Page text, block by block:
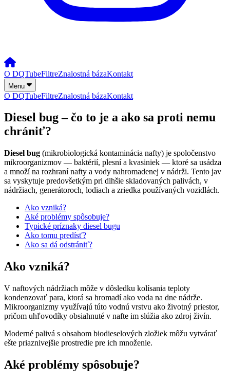
O DQTubeFiltreZnalostná bázaKontakt
Menu
O DQTubeFiltreZnalostná bázaKontakt
Diesel bug – čo to je a ako sa proti nemu
chrániť?
Diesel bug (mikrobiologická kontaminácia nafty) je spoločenstvo
mikroorganizmov — baktérií, plesní a kvasiniek — ktoré sa usádza
a množí na rozhraní nafty a vody nahromadenej v nádrži. Tento jav
sa vyskytuje predovšetkým pri dlhšie skladovaných palivách, v
nádržiach, generátoroch, lodiach a zriedka používaných vozidlách.
Ako vzniká?
Aké problémy spôsobuje?
Typické príznaky diesel bugu
Ako tomu predísť?
Ako sa dá odstrániť?
Ako vzniká?
V naftových nádržiach môže v dôsledku kolísania teploty
kondenzovať para, ktorá sa hromadí ako voda na dne nádrže.
Mikroorganizmy využívajú túto vodnú vrstvu ako životný priestor,
pričom uhľovodíky obsiahnuté v nafte im slúžia ako zdroj živín.
Moderné palivá s obsahom biodieselových zložiek môžu vytvárať
ešte priaznivejšie prostredie pre ich množenie.
Aké problémy spôsobuje?